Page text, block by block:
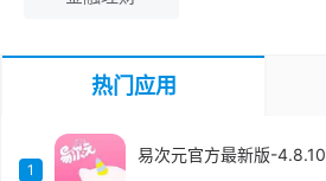
热门应用
1
易次元官方最新版-4.8.10